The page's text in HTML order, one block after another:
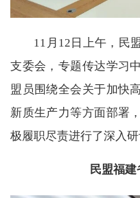
11月12日上午，民
支委会，专题传达学习
盟员围绕全会关于加快
新质生产力等方面部署
极履职尽责进行了深入研
民盟福